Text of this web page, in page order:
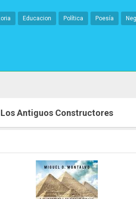
Educacion Política Poesía
Antiguos Constructores